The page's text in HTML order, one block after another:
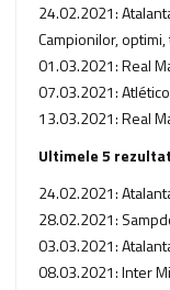
24.02.2021:
Campionilor, optimi,
01.03.2021: Real
07.03.2021:
13.03.2021: Real
Ultimele 5
24.02.2021:
28.02.2021:
03.03.2021:
08.03.2021: Inter